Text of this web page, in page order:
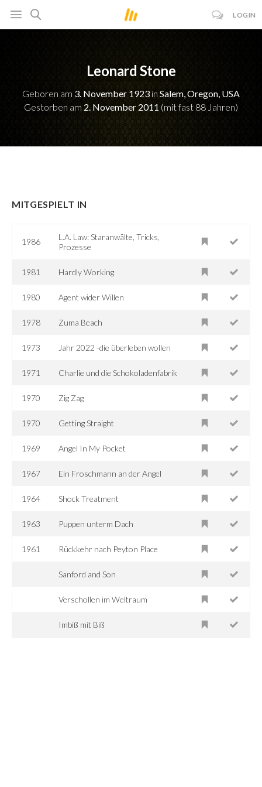
LOGIN
Leonard Stone
Geboren am 3. November 1923in Salem, Oregon, USA
Gestorben am 2. November 2011 (mit fast 88 Jahren)
MITGESPIELT IN
1986
L.A. Law: Staranwälte, Tricks,
Prozesse
1981 Hardly Working
1980 Agent wider Willen
1978 Zuma Beach
1973 Jahr 2022 -die überleben wollen
1971 Charlie und die Schokoladenfabrik
1970 Zig Zag
1970 Getting Straight
1969 Angel In My Pocket
1967 Ein Froschmann an der Angel
1964 Shock Treatment
1963 Puppen unterm Dach
1961 Rückkehr nach Peyton Place
Sanford and Son
Verschollen im Weltraum
Imbiß mit Biß